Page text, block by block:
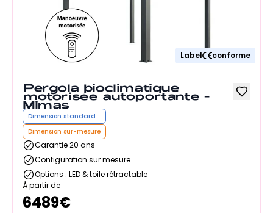
Label conforme
Pergola bioclimatique
motorisée autoportante -
Mimas
Dimension standard
Dimension sur-mesure
Garantie 20 ans
Configuration sur mesure
Options : LED & toile rétractable
À partir de
6489€